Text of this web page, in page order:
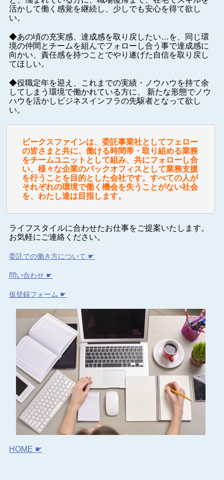
活かして働く感覚を継続し、少しでも安心を得て欲し
い。
◆あの頃の充実感、達成感を取り戻したい…を、同じ環
境の仲間とチームを組んでフォローし合う事で達成感に
向かい、責任感を持つことでやり遂げた自信を取り戻し
てほしい。
◆役職定年を迎え、これまでの実績・ノウハウを持て余
してしまう環境で働かれている方に、 新たな形態でノウ
ハウを活かしビジネスインフラの先駆者となって欲し
い。
ビークスファインは、委託事業社としてフェロー
の皆さまと共に、働ける時間帯・取り組める業務
をチームユニットとして組み、共にフォローし合
い、様々な企業のバックオフィスとして業務支援
を行うことを目的とした会社です。すべての人が
それぞれの環境で働く機会を失うことがない社会
を、わたし達は目指します。
ライフスタイルに合わせたお仕事をご提案いたします。
お気軽にご連絡ください。
委託での働き方について ☛
問い合わせ ☛
仮登録フォーム ☛
HOME ☛